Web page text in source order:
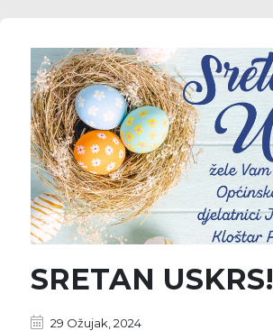
SRETAN USKRS!
29 Ožujak, 2024